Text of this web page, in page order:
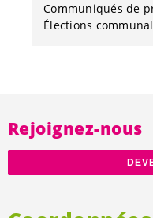
Communiqués de
Élections
Rejoignez-nous